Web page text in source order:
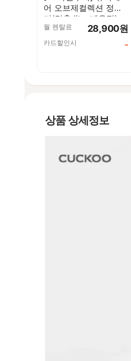
어 오브제컬렉션 정수
기(맞춤 lite, 냉온정)
WD520VCT
월 렌탈료 28,900원
카드할인시 -
상품 상세정보